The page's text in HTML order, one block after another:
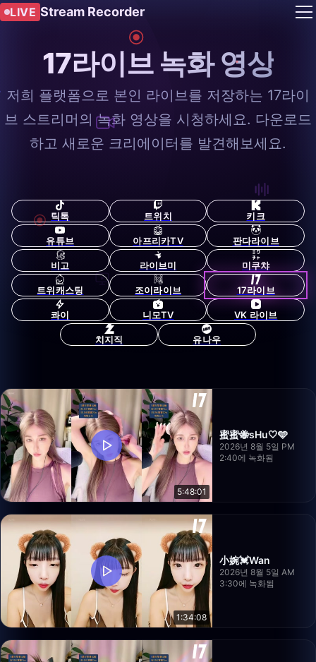
LIVE Stream Recorder
17라이브 녹화 영상
저희 플랫폼으로 본인 라이브를 저장하는 17라이
브 스트리머의 녹화 영상을 시청하세요. 다운로드
하고 새로운 크리에이터를 발견해보세요.
틱톡 트위치 키크
유튜브 아프리카TV 판다라이브
비고 라이브미 미쿠챠
트위캐스팅 조이라이브 17라이브
콰이 니모TV VK 라이브
치지직 유나우
5:48:01
蜜蜜🐝sHu🤍🩵
2026년 8월 5일 PM
2:40에 녹화됨
1:34:08
小婉💓Wan
2026년 8월 5일 AM
3:30에 녹화됨